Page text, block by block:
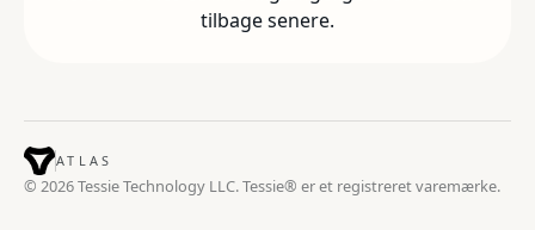
tilbage senere.
ATLAS
© 2026 Tessie Technology LLC. Tessie® er et registreret varemærke.